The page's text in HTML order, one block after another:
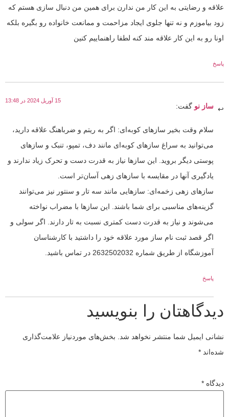
علاقه و رضایتی به این کار من ندارن برای همین من دنبال سازی هستم که
زود بیاموزم و نه تنها جلوی ایجاد مزاحمت و ممانعت خانواده رو بگیره بلکه
اونا رو به این کار علاقه مند کنه لطفا راهنماییم کنین
پاسخ
ساز نو گفت:
15 آوریل 2024 در 13:48
سلام وقت بخیر سازهای کوبه‌ای: اگر به ریتم و ضرباهنگ علاقه دارید،
می‌توانید به سراغ سازهای کوبه‌ای مانند دف، تمپو، تنبک و سازهای
پوستی دیگر بروید. این سازها نیاز به قدرت دست و تحرک زیاد ندارند و
یادگیری آنها در مقایسه با سازهای زهی آسان‌تر است.
سازهای زهی زخمه‌ای: سازهایی مانند سه تار و سنتور نیز می‌توانند
گزینه‌های مناسبی برای شما باشند. این سازها با مضراب نواخته
می‌شوند و نیاز به قدرت دست کمتری نسبت به تار دارند. اگر سولی و
اگر قصد ثبت نام ساز مورد علاقه خود را داشتید با کارشناسان
آموزشگاه از طریق شماره 2632502032 در تماس باشید.
پاسخ
دیدگاهتان را بنویسید
نشانی ایمیل شما منتشر نخواهد شد.
بخش‌های موردنیاز علامت‌گذاری
شده‌اند *
دیدگاه *